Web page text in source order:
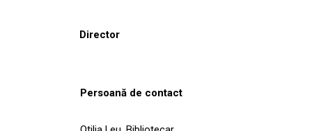
Director
Persoană de contact